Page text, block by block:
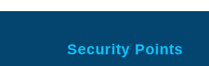
Security Points